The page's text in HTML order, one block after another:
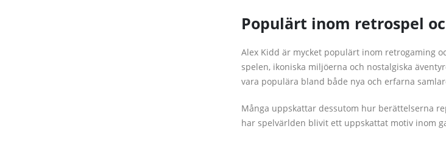
Populärt inom retrospel
Alex Kidd är mycket populärt inom retrogaming
spelen, ikoniska miljöerna och nostalgiska
vara populära bland både nya och erfarna
Många uppskattar dessutom hur berättelserna
har spelvärlden blivit ett uppskattat motiv inom